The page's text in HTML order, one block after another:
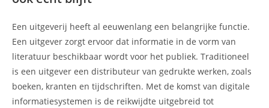
Een uitgeverij heeft al eeuwenlang een belangrijke functie.
Een uitgever zorgt ervoor dat informatie in de vorm van
literatuur beschikbaar wordt voor het publiek. Traditioneel
is een uitgever een distributeur van gedrukte werken, zoals
boeken, kranten en tijdschriften. Met de komst van digitale
informatiesystemen is de reikwijdte uitgebreid tot